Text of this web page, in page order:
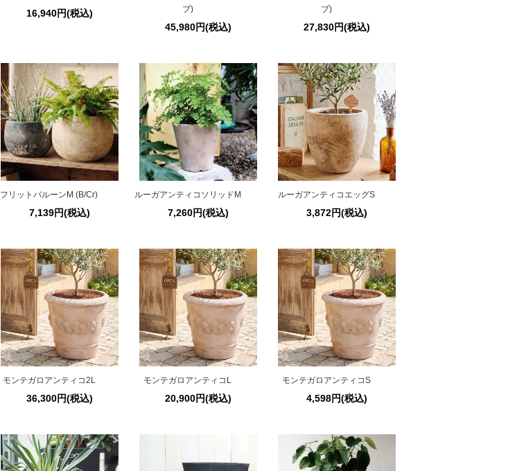
16,940円(税込)
ブ)
45,980円(税込)
ブ)
27,830円(税込)
フリットバルーンM (B/Cr)
7,139円(税込)
ルーガアンティコソリッドM
7,260円(税込)
ルーガアンティコエッグS
3,872円(税込)
モンテガロアンティコ2L
36,300円(税込)
モンテガロアンティコL
20,900円(税込)
モンテガロアンティコS
4,598円(税込)